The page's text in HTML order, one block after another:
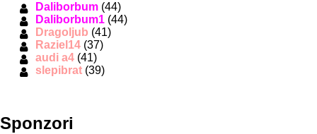
Daliborbum (44)
Daliborbum1 (44)
Dragoljub (41)
Raziel14 (37)
audi a4 (41)
slepibrat (39)
Sponzori